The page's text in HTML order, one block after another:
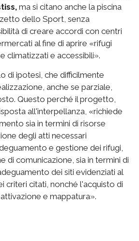
ma si citano anche la piscina
dello Sport, senza
di creare accordi con centri
al fine di aprire «rifugi
climatizzati e accessibili».
di ipotesi, che difficilmente
anche se parziale,
Questo perché il progetto,
all'interpellanza, «richiede
sia in termini di risorse
degli atti necessari
e gestione dei rifugi,
di comunicazione, sia in termini di
dei siti evidenziati al
criteri citati, nonché l'acquisto di
e mappatura».